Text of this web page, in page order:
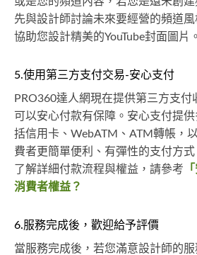
先與設計師討論未來要經營的頻道
協助您設計精美的YouTube封面圖片。
5.使用第三方支付交易-安心支付
PRO360達人網現在提供第三方支付
可以安心付款有保障。安心支付提
括信用卡、WebATM、ATM轉帳，
費者更簡單便利、有彈性的支付方式
了解詳細付款流程與權益，請參考
消費者權益？
6.服務完成後，歡迎給予評價
當服務完成後，若您滿意設計師的